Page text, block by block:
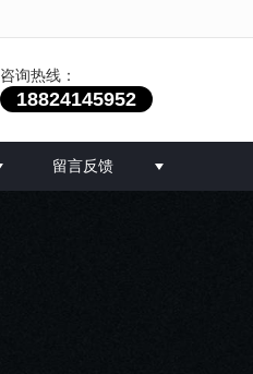
咨询热线：
18824145952
留言反馈